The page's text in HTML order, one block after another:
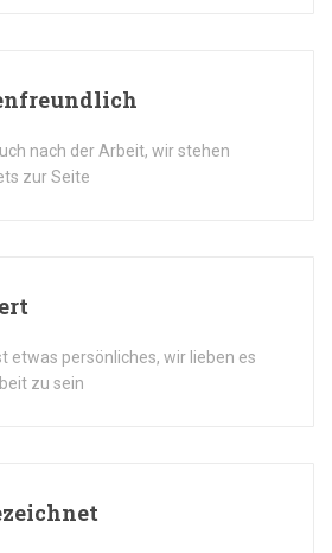
nach der Arbeit, wir stehen
zur Seite
etwas persönliches, wir lieben es
zu sein